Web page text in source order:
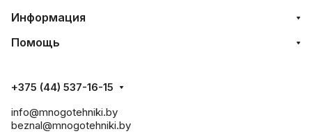
Информация
Помощь
+375 (44) 537-16-15
info@mnogotehniki.by
beznal@mnogotehniki.by